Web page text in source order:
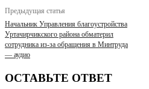
Предыдущая статья
Начальник Управления благоустройства
Уртачирчикского района обматерил
сотрудника из-за обращения в Минтруда
— аудио
ОСТАВЬТЕ ОТВЕТ